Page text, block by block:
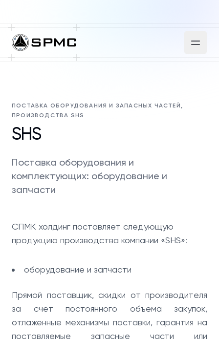
ПОСТАВКА ОБОРУДОВАНИЯ И ЗАПАСНЫХ ЧАСТЕЙ,
ПРОИЗВОДСТВА SHS
SHS
Поставка оборудования и
комплектующих: оборудование и
запчасти
СПМК холдинг поставляет следующую
продукцию производства компании «SHS»:
оборудование и запчасти
Прямой поставщик, скидки от производителя
за счет постоянного объема закупок,
отлаженные механизмы поставки, гарантия на
поставляемые запасные части или